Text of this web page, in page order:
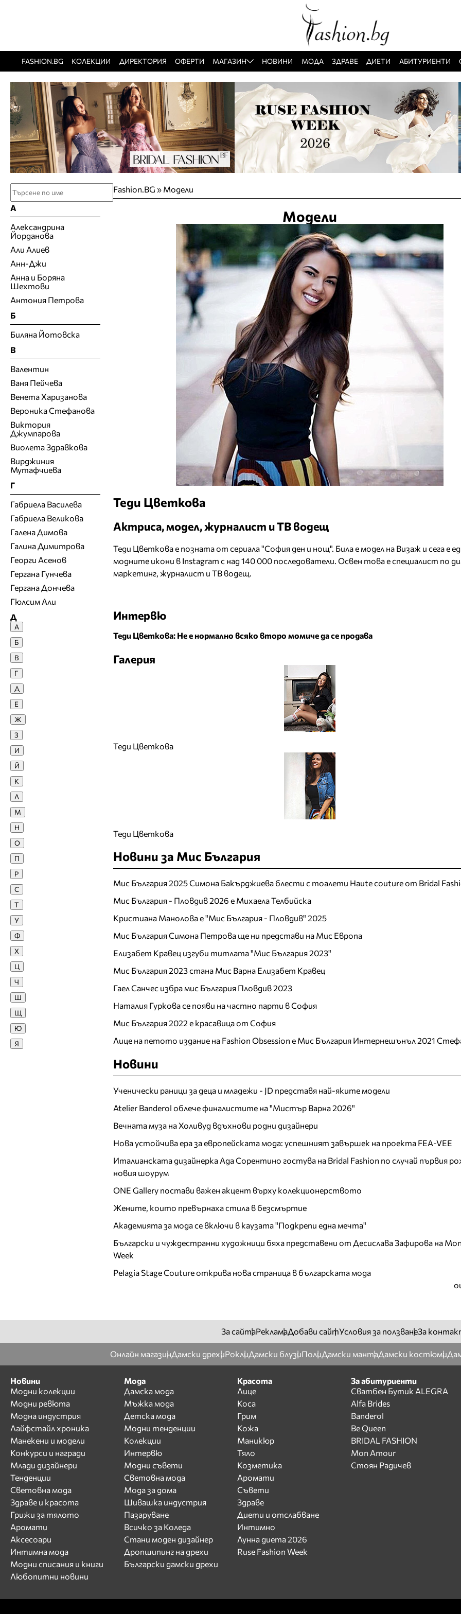
FASHION.BG КОЛЕКЦИИ ДИРЕКТОРИЯ ОФЕРТИ МАГАЗИН НОВИНИ МОДА ЗДРАВЕ ДИЕТИ АБИТУРИЕНТИ
Fashion.BG » Модели
Модели
Теди Цветкова
Актриса, модел, журналист и ТВ водещ
Теди Цветкова е позната от сериала "Coфия дeн и нoщ". Била е модел на Визаж и сега е
модните икони в Instagram с над 140 000 последователи. Освен това е специалист по
маркетинг, журналист и ТВ водещ.
Интервю
Теди Цветкова: Не е нормално всяко второ момиче да се продава
Галерия
Теди Цветкова
Теди Цветкова
Новини за Мис България
Мис България 2025 Симона Бакърджиева блести с тоалети Haute couture от Bridal
Мис България - Пловдив 2026 е Михаела Телбийска
Кристиана Манолова е "Мис България - Пловдив" 2025
Мис България Симона Петрова ще ни представи на Мис Европа
Елизабет Кравец изгуби титлата "Мис България 2023"
Мис България 2023 стана Мис Варна Елизабет Кравец
Гаел Санчес избра мис България Пловдив 2023
Наталия Гуркова се появи на частно парти в София
Мис България 2022 е красавица от София
Лице на петото издание на Fashion Obsession е Мис България Интернешънъл 2021
Новини
Ученически раници за деца и младежи - JD представя най-яките модели
Atelier Banderol облече финалистите на "Мистър Варна 2026"
Вечната муза на Холивуд вдъхнови родни дизайнери
Нова устойчива ера за европейската мода: успешният завършек на проекта FEA-VEE
Италианската дизайнерка Ада Сорентино гостува на Bridal Fashion по случай първия
новия шоурум
ONE Gallery постави важен акцент върху колекционерството
Жените, които превърнаха стила в безсмъртие
Академията за мода се включи в каузата "Подкрепи една мечта"
Български и чуждестранни художници бяха представени от Десислава Зафирова на
Week
Pelagia Stage Couture открива нова страница в българската мода
А
Александрина
Йорданова
Али Алиев
Анн-Джи
Анна и Боряна
Шехтови
Антония Петрова
Б
Биляна Йотовска
В
Валентин
Ваня Пейчева
Венета Харизанова
Вероника Стефанова
Виктория
Джумпарова
Виолета Здравкова
Вирджиния
Мутафчиева
Г
Габриела Василева
Габриела Великова
Галена Димова
Галина Димитрова
Георги Асенов
Гергана Гунчева
Гергана Дончева
Гюлсим Али
Д
Денислава Сашова
Десислава Денчева
Десислава Николова
Десислава Панчева
Джия Лазарова
Диан Христов
Диана Иванчева
Диана Якубовска
Диди Стоянова
Диляна Попова
Доротея Янева
Е
Екатерина Дунева
Елена Ангелова
Елена Караколева
Елена Кучкова
Елена Тихомирова
Елеонора Манчева
Елина Георгиева
Елица Любенова
Ж
Жана
Жасмина Жекова
Жасмина Тошкова
З
Зара
Златка Димитрова
И
Ива Атанасова
Лъчезар Иванов
М
Магдалина Вълчанова
Маги Желязкова
Мариана Маринова
Мариела
Мария Вълчева
Мария Митева
Мариян Кюрпанов
Мартин Иванов
Мартина Славчева
Мира Симеонова
Мирела Тракийска
Н
А
Б
В
Г
Д
Е
Ж
З
И
Й
К
Л
М
Н
О
П
Р
С
Т
У
Ф
Х
Ц
Ч
Ш
Щ
Ю
Я
За сайтаРекламаДобави сайтУсловия за ползванеЗа
Онлайн магазинДамски дрехиРоклиДамски блузиПолиДамски мантаДамски костюми
Новини
Модни колекции
Модни ревюта
Модна индустрия
Лайфстайл хроника
Манекени и модели
Конкурси и награди
Млади дизайнери
Тенденции
Световна мода
Здраве и красота
Грижи за тялото
Аромати
Аксесоари
Интимна мода
Модни списания и книги
Любопитни новини
Мода
Дамска мода
Мъжка мода
Детска мода
Модни тенденции
Колекции
Интервю
Модни съвети
Световна мода
Мода за дома
Шивашка индустрия
Пазаруване
Всичко за Коледа
Стани моден дизайнер
Дропшипинг на дрехи
Български дамски дрехи
Красота
Лице
Коса
Грим
Кожа
Маникюр
Тяло
Козметика
Аромати
Съвети
Здраве
Диети и отслабване
Интимно
Лунна диета 2026
Ruse Fashion Week
За абитуриенти
Сватбен Бутик ALEGRA
Alfa Brides
Banderol
Be Queen
BRIDAL FASHION
Mon Amour
Стоян Радичев